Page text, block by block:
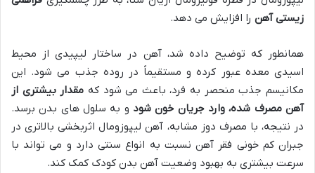
زیستی آهن را افزایش می دهد.
همانطور که توضیح داده شد، آهن در ساختار لیپیدی از محیط
اسیدی معده عبور کرده و مستقیماً در روده جذب می شود. این
مکانیسم جذب منحصر به فرد، باعث می شود که مقدار بیشتری از
آهن مصرف شده، وارد جریان خون شود و به سلول های بدن برسد.
در نتیجه، با مصرف دوز مشابه، آهن لیپوزومال اثربخشی بالاتری در
جبران کم خونی فقر آهن نسبت به انواع سنتی دارد و می تواند با
سرعت بیشتری به بهبود وضعیت آهن بدن کودک کمک کند.